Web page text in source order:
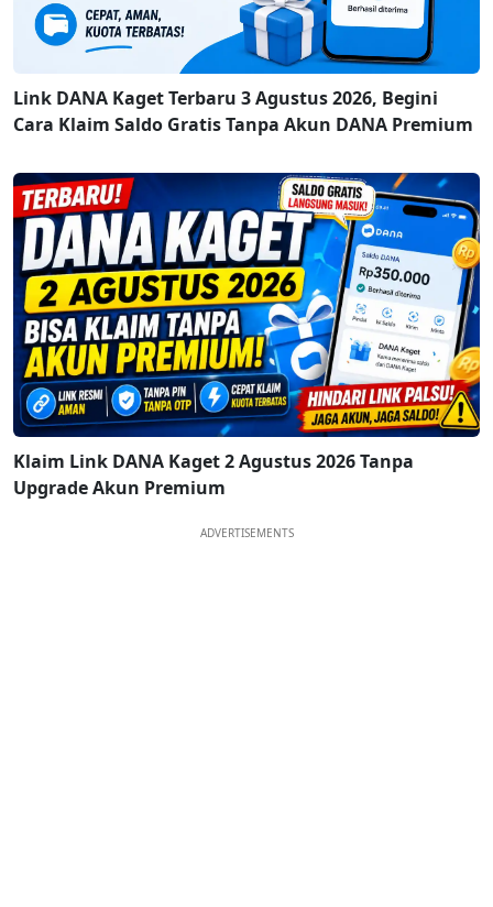
Link DANA Kaget Terbaru 3 Agustus 2026, Begini
Cara Klaim Saldo Gratis Tanpa Akun DANA Premium
Klaim Link DANA Kaget 2 Agustus 2026 Tanpa
Upgrade Akun Premium
ADVERTISEMENTS